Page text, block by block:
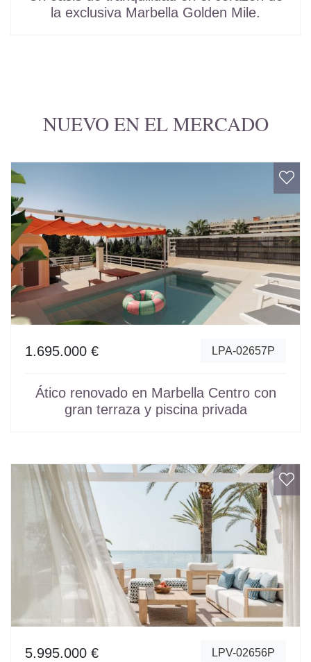
la exclusiva Marbella Golden Mile.
NUEVO EN EL MERCADO
1.695.000 € LPA-02657P
Ático renovado en Marbella Centro con
gran terraza y piscina privada
5.995.000 € LPV-02656P